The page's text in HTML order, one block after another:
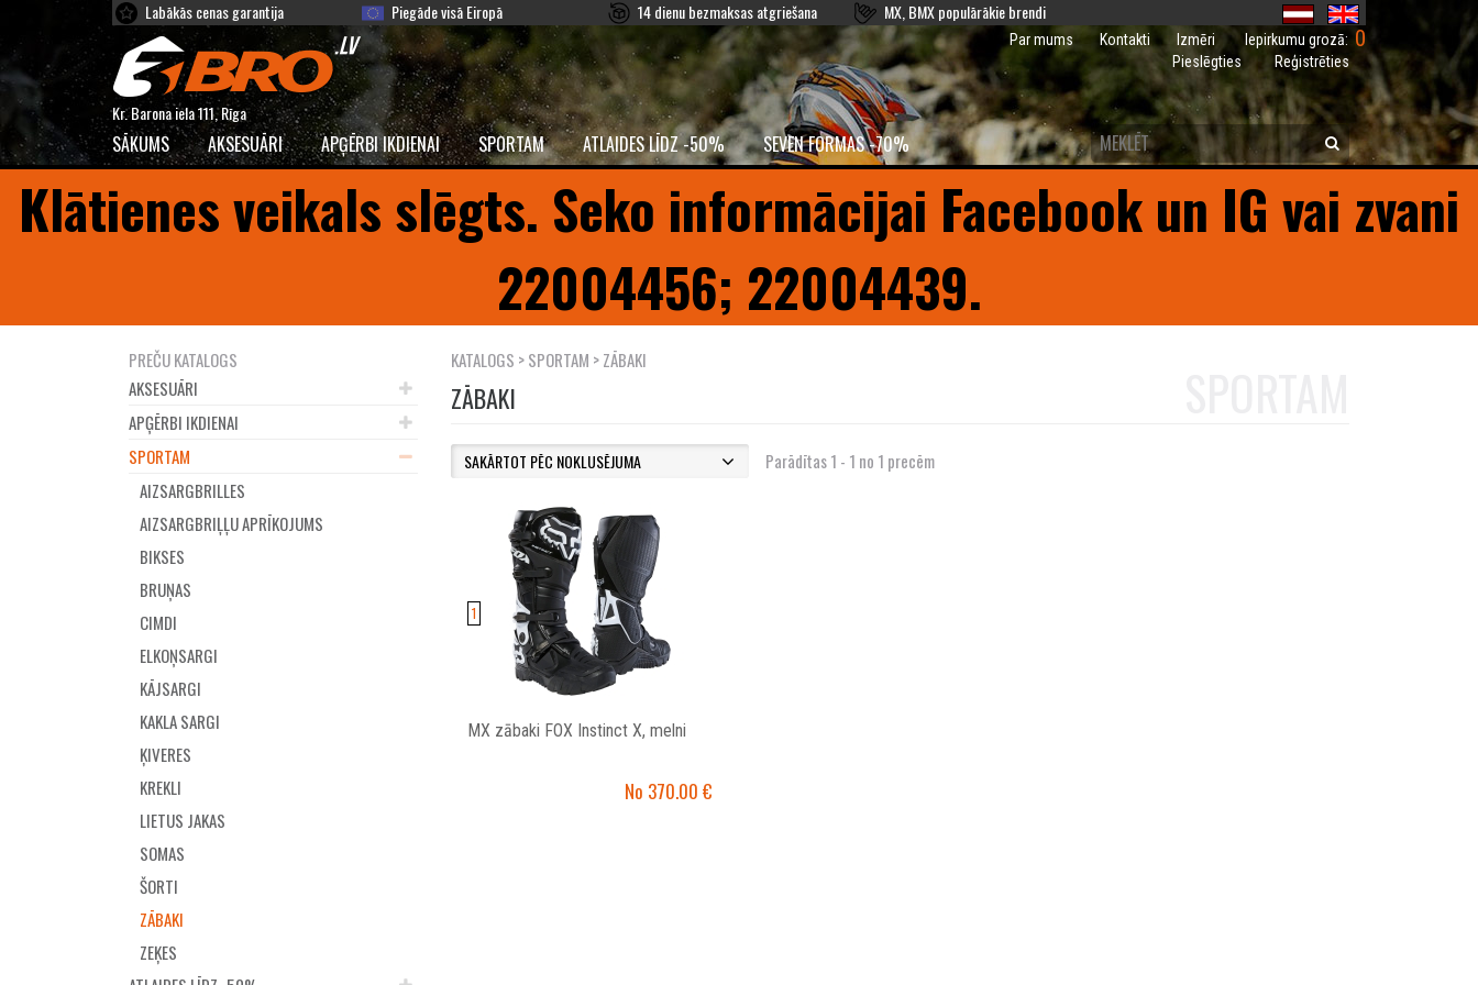
Labākās cenas garantija Piegāde visā Eiropā 14 dienu bezmaksas atgriešana MX, BMX populārākie brendi
Kr. Barona iela 111, Rīga
Iepirkumu grozā: 0
Par mums Kontakti
Izmēri
Pieslēgties
Reģistrēties
SĀKUMS AKSESUĀRI APĢĒRBI IKDIENAI SPORTAM ATLAIDES LĪDZ -50% SEVEN FORMAS -70%
Klātienes veikals slēgts. Seko informācijai Facebook un IG vai zvani
22004456; 22004439.
PREČU KATALOGS
AKSESUĀRI
APĢĒRBI IKDIENAI
SPORTAM
AIZSARGBRILLES
AIZSARGBRIĻĻU APRĪKOJUMS
BIKSES
BRUŅAS
CIMDI
ELKOŅSARGI
KĀJSARGI
KAKLA SARGI
ĶIVERES
KREKLI
LIETUS JAKAS
SOMAS
ŠORTI
ZĀBAKI
ZEĶES
KATALOGS >SPORTAM > ZĀBAKI
ZĀBAKI
Parādītas 1 - 1 no 1 precēm
1
MX zābaki FOX Instinct X, melni
No 370.00